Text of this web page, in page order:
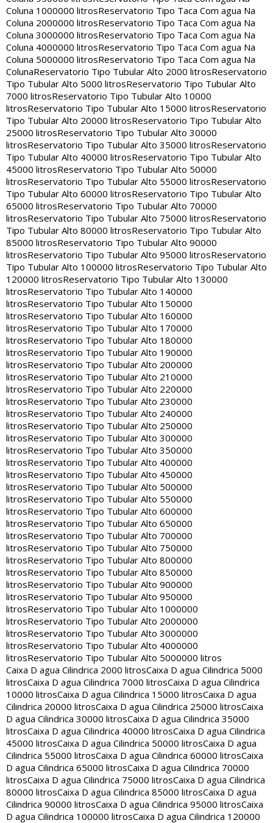
Coluna 1000000 litrosReservatorio Tipo Taca Com agua Na
Coluna 2000000 litrosReservatorio Tipo Taca Com agua Na
Coluna 3000000 litrosReservatorio Tipo Taca Com agua Na
Coluna 4000000 litrosReservatorio Tipo Taca Com agua Na
Coluna 5000000 litrosReservatorio Tipo Taca Com agua Na
ColunaReservatorio Tipo Tubular Alto 2000 litrosReservatorio
Tipo Tubular Alto 5000 litrosReservatorio Tipo Tubular Alto
7000 litrosReservatorio Tipo Tubular Alto 10000
litrosReservatorio Tipo Tubular Alto 15000 litrosReservatorio
Tipo Tubular Alto 20000 litrosReservatorio Tipo Tubular Alto
25000 litrosReservatorio Tipo Tubular Alto 30000
litrosReservatorio Tipo Tubular Alto 35000 litrosReservatorio
Tipo Tubular Alto 40000 litrosReservatorio Tipo Tubular Alto
45000 litrosReservatorio Tipo Tubular Alto 50000
litrosReservatorio Tipo Tubular Alto 55000 litrosReservatorio
Tipo Tubular Alto 60000 litrosReservatorio Tipo Tubular Alto
65000 litrosReservatorio Tipo Tubular Alto 70000
litrosReservatorio Tipo Tubular Alto 75000 litrosReservatorio
Tipo Tubular Alto 80000 litrosReservatorio Tipo Tubular Alto
85000 litrosReservatorio Tipo Tubular Alto 90000
litrosReservatorio Tipo Tubular Alto 95000 litrosReservatorio
Tipo Tubular Alto 100000 litrosReservatorio Tipo Tubular Alto
120000 litrosReservatorio Tipo Tubular Alto 130000
litrosReservatorio Tipo Tubular Alto 140000
litrosReservatorio Tipo Tubular Alto 150000
litrosReservatorio Tipo Tubular Alto 160000
litrosReservatorio Tipo Tubular Alto 170000
litrosReservatorio Tipo Tubular Alto 180000
litrosReservatorio Tipo Tubular Alto 190000
litrosReservatorio Tipo Tubular Alto 200000
litrosReservatorio Tipo Tubular Alto 210000
litrosReservatorio Tipo Tubular Alto 220000
litrosReservatorio Tipo Tubular Alto 230000
litrosReservatorio Tipo Tubular Alto 240000
litrosReservatorio Tipo Tubular Alto 250000
litrosReservatorio Tipo Tubular Alto 300000
litrosReservatorio Tipo Tubular Alto 350000
litrosReservatorio Tipo Tubular Alto 400000
litrosReservatorio Tipo Tubular Alto 450000
litrosReservatorio Tipo Tubular Alto 500000
litrosReservatorio Tipo Tubular Alto 550000
litrosReservatorio Tipo Tubular Alto 600000
litrosReservatorio Tipo Tubular Alto 650000
litrosReservatorio Tipo Tubular Alto 700000
litrosReservatorio Tipo Tubular Alto 750000
litrosReservatorio Tipo Tubular Alto 800000
litrosReservatorio Tipo Tubular Alto 850000
litrosReservatorio Tipo Tubular Alto 900000
litrosReservatorio Tipo Tubular Alto 950000
litrosReservatorio Tipo Tubular Alto 1000000
litrosReservatorio Tipo Tubular Alto 2000000
litrosReservatorio Tipo Tubular Alto 3000000
litrosReservatorio Tipo Tubular Alto 4000000
litrosReservatorio Tipo Tubular Alto 5000000 litros
Caixa D agua Cilindrica 2000 litrosCaixa D agua Cilindrica 5000
litrosCaixa D agua Cilindrica 7000 litrosCaixa D agua Cilindrica
10000 litrosCaixa D agua Cilindrica 15000 litrosCaixa D agua
Cilindrica 20000 litrosCaixa D agua Cilindrica 25000 litrosCaixa
D agua Cilindrica 30000 litrosCaixa D agua Cilindrica 35000
litrosCaixa D agua Cilindrica 40000 litrosCaixa D agua Cilindrica
45000 litrosCaixa D agua Cilindrica 50000 litrosCaixa D agua
Cilindrica 55000 litrosCaixa D agua Cilindrica 60000 litrosCaixa
D agua Cilindrica 65000 litrosCaixa D agua Cilindrica 70000
litrosCaixa D agua Cilindrica 75000 litrosCaixa D agua Cilindrica
80000 litrosCaixa D agua Cilindrica 85000 litrosCaixa D agua
Cilindrica 90000 litrosCaixa D agua Cilindrica 95000 litrosCaixa
D agua Cilindrica 100000 litrosCaixa D agua Cilindrica 120000